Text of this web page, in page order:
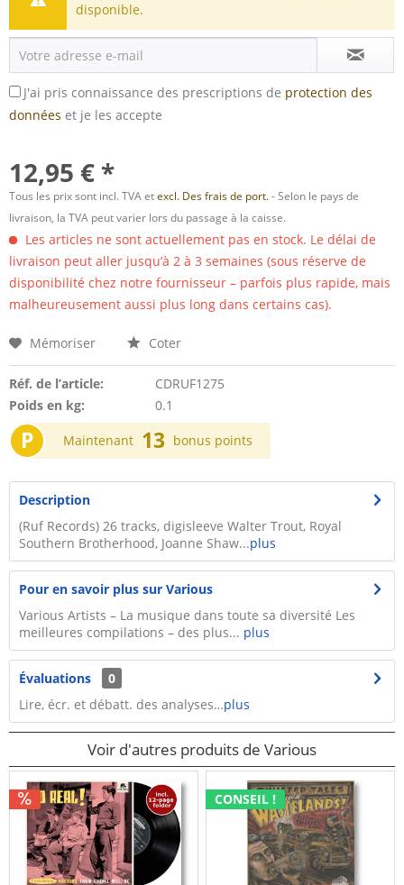
disponible.
J'ai pris connaissance des prescriptions de protection des
données et je les accepte
12,95 € *
Tous les prix sont incl. TVA etexcl. Des frais de port.- Selon le pays de
livraison, la TVA peut varier lors du passage à la caisse.
Les articles ne sont actuellement pas en stock. Le délai de
livraison peut aller jusqu’à 2 à 3 semaines (sous réserve de
disponibilité chez notre fournisseur – parfois plus rapide, mais
malheureusement aussi plus long dans certains cas).
Mémoriser Coter
Réf. de l’article:
CDRUF1275
Poids en kg:
0.1
P Maintenant 13 bonus points
Description
(Ruf Records) 26 tracks, digisleeve Walter Trout, Royal
Southern Brotherhood, Joanne Shaw...plus
Pour en savoir plus sur Various
Various Artists – La musique dans toute sa diversité Les
meilleures compilations – des plus... plus
Évaluations
0
Lire, écr. et débatt. des analyses…plus
Voir d'autres produits de Various
CONSEIL !